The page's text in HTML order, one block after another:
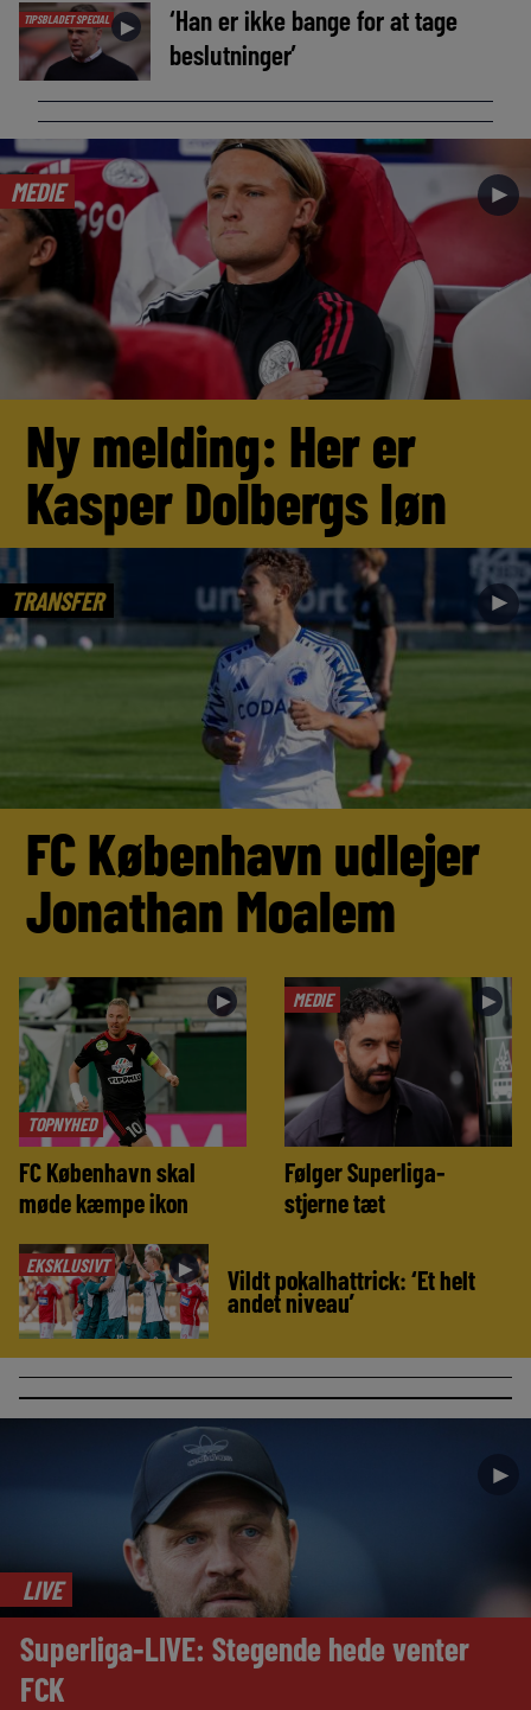
TIPSBLADET SPECIAL ►
‘Han er ikke bange for at tage
beslutninger’
MEDIE ►
Ny melding: Her er
Kasper Dolbergs løn
TRANSFER ►
FC København udlejer
Jonathan Moalem
TOPNYHED
►
FC København skal
møde kæmpe ikon
MEDIE ►
Følger Superliga-
stjerne tæt
EKSKLUSIVT ► Vildt pokalhattrick: ‘Et helt
andet niveau’
►
LIVE
Superliga-LIVE: Stegende hede venter
FCK